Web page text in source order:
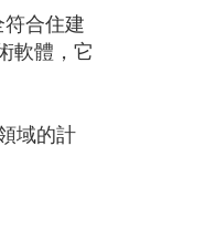
合住建
軟體，它
域的計